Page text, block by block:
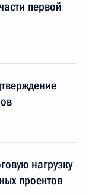
первой
нагрузку
проектов